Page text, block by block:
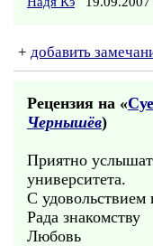
+ добавить
Рецензия на «
Чернышёв)
Приятно
университета.
С удовольствием
Рада знакомству
Любовь